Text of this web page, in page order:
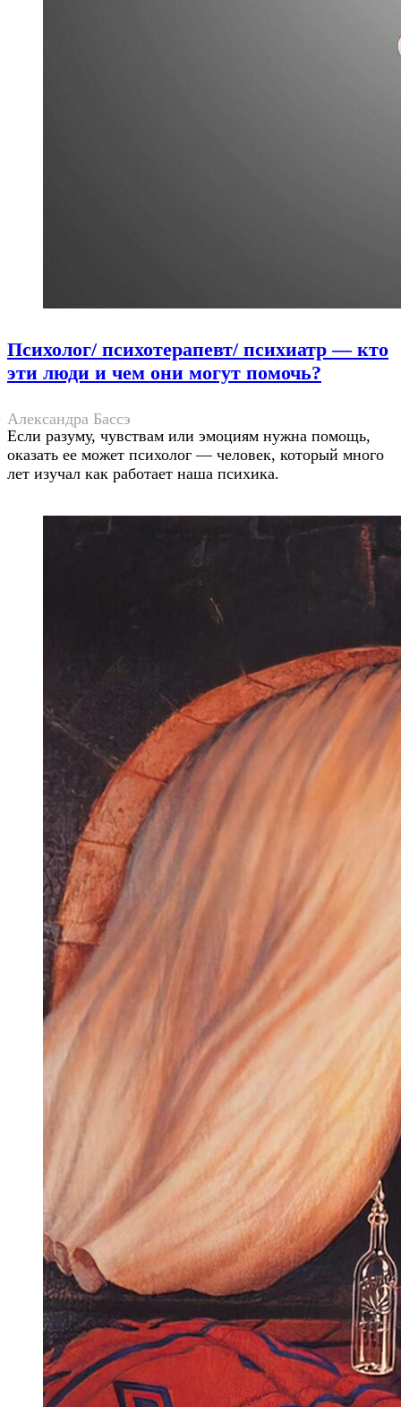
Психолог/ психотерапевт/ психиатр — кто
эти люди и чем они могут помочь?
Александра Бассэ
Если разуму, чувствам или эмоциям нужна помощь,
оказать ее может психолог — человек, который много
лет изучал как работает наша психика.